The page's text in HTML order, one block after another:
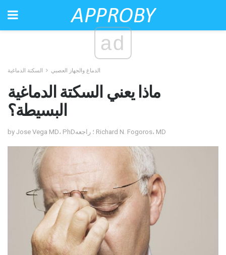
ad
الدماغ والجهاز العصبي السكتة الدماغية
ماذا يعني السكتة الدماغية
البسيطة؟
by Jose Vega MD، PhD؛ راجعه Richard N. Fogoros، MD